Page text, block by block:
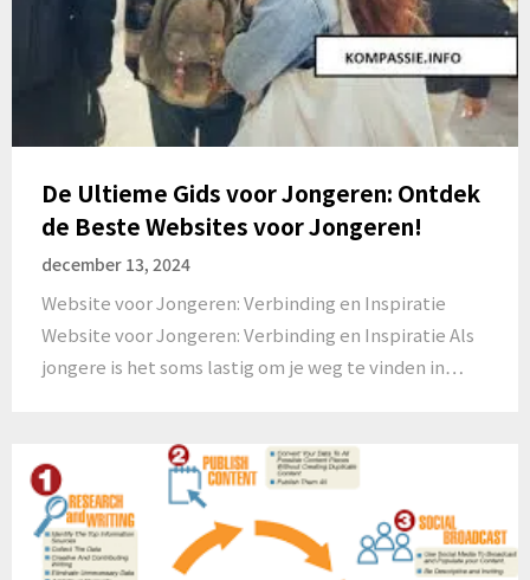
De Ultieme Gids voor Jongeren: Ontdek
de Beste Websites voor Jongeren!
december 13, 2024
Website voor Jongeren: Verbinding en Inspiratie
Website voor Jongeren: Verbinding en Inspiratie Als
jongere is het soms lastig om je weg te vinden in…